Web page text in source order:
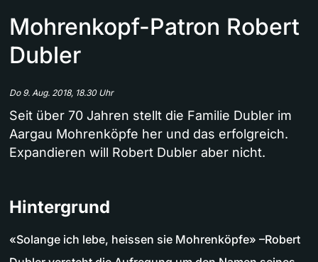
Mohrenkopf-Patron Robert
Dubler
Do 9. Aug. 2018, 18.30 Uhr
Seit über 70 Jahren stellt die Familie Dubler im
Aargau Mohrenköpfe her und das erfolgreich.
Expandieren will Robert Dubler aber nicht.
Hintergrund
«Solange ich lebe, heissen sie Mohrenköpfe» –Robert